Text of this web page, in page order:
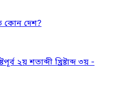
কোন দেশ?
২য় শতাব্দী খ্রিষ্টাব্দ ৩য় -